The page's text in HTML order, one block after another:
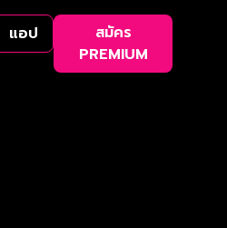
แอป
สมัคร
PREMIUM